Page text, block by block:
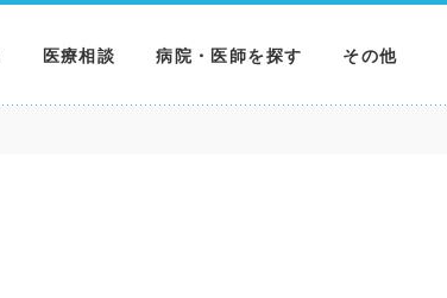
医療相談 病院・医師を探す
病院を探す
その他
MNニュース